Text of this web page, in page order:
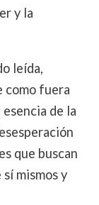
y la
leída,
como fuera
de la
que buscan
mismos y